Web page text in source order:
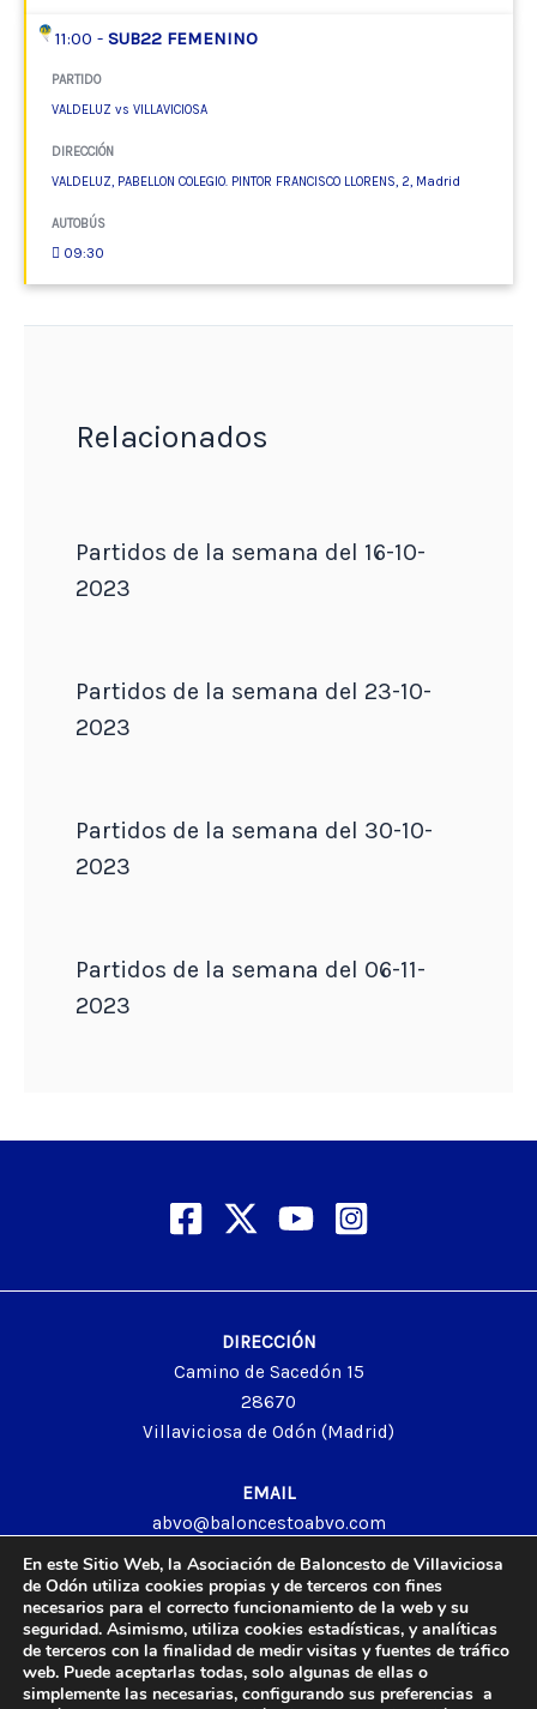
11:00 - SUB22 FEMENINO
PARTIDO
VALDELUZ vs VILLAVICIOSA
DIRECCIÓN
VALDELUZ, PABELLON COLEGIO. PINTOR FRANCISCO LLORENS, 2, Madrid
AUTOBÚS
09:30
Relacionados
Partidos de la semana del 16-10-
2023
Partidos de la semana del 23-10-
2023
Partidos de la semana del 30-10-
2023
Partidos de la semana del 06-11-
2023
DIRECCIÓN
Camino de Sacedón 15
28670
Villaviciosa de Odón (Madrid)
EMAIL
abvo@baloncestoabvo.com
TELÉFONO
916 657 426
© 2024 Agrupación Baloncesto de Villaviciosa de Odón.
En este Sitio Web, la Asociación de Baloncesto de Villaviciosa
de Odón utiliza cookies propias y de terceros con fines
necesarios para el correcto funcionamiento de la web y su
seguridad. Asimismo, utiliza cookies estadísticas, y analíticas
de terceros con la finalidad de medir visitas y fuentes de tráfico
web. Puede aceptarlas todas, solo algunas de ellas o
simplemente las necesarias, configurando sus preferencias a